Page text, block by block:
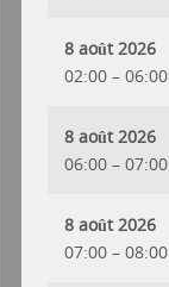
8 août 2026
02:00 – 06:00
8 août 2026
06:00 – 07:00
8 août 2026
07:00 – 08:00